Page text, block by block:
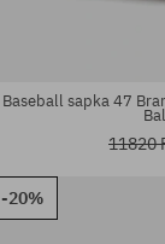
Baseball sapka 47
11820
-20%